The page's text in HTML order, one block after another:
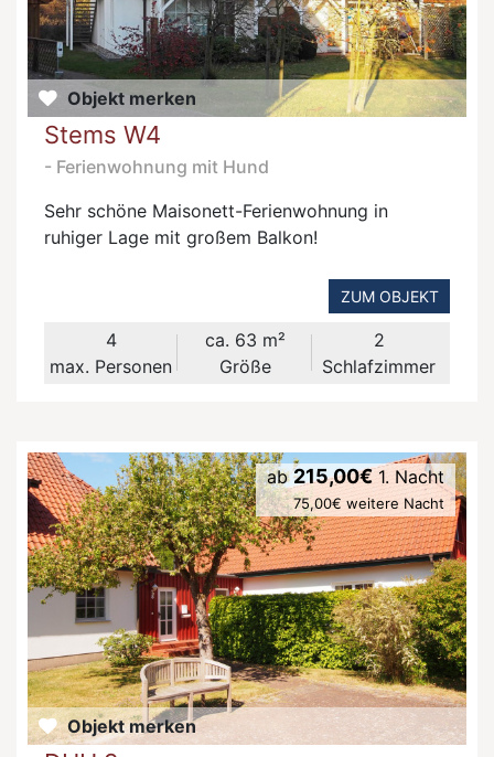
Objekt merken
Stems W4
- Ferienwohnung mit Hund
Sehr schöne Maisonett-Ferienwohnung in
ruhiger Lage mit großem Balkon!
ZUM OBJEKT
4
max. Personen
ca. 63 m²
Größe
2
Schlafzimmer
ab215,00€ 1. Nacht
75,00€ weitere Nacht
Objekt merken